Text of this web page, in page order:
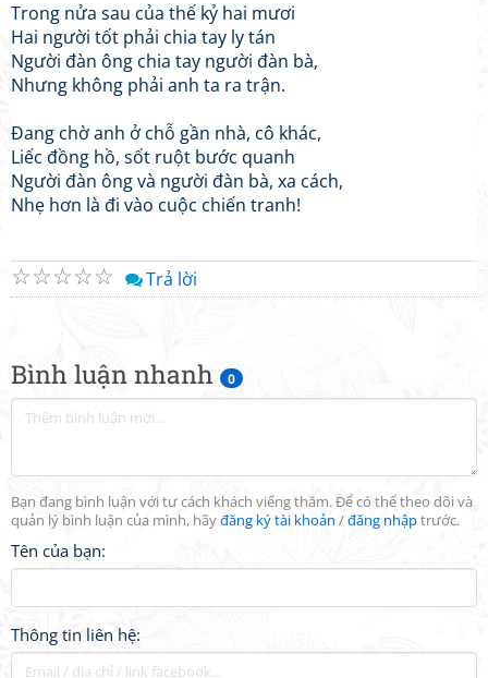
Bình luận nhanh 0
Bạn đang bình luận với tư cách khách viếng thăm. Để có thể theo dõi và
quản lý bình luận của mình, hãyđăng ký tài khoản /đăng nhậptrước.
Tên của bạn:
Thông tin liên hệ:
Trong nửa sau của thế kỷ hai mươi
Hai người tốt phải chia tay ly tán
Người đàn ông chia tay người đàn bà,
Nhưng không phải anh ta ra trận.
Đang chờ anh ở chỗ gần nhà, cô khác,
Liếc đồng hồ, sốt ruột bước quanh
Người đàn ông và người đàn bà, xa cách,
Nhẹ hơn là đi vào cuộc chiến tranh!
☆
☆
☆
☆
☆ Trả lời